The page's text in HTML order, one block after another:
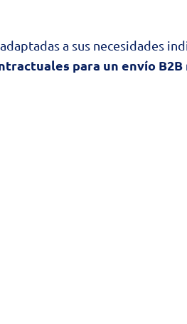
a sus necesidades
para un envío